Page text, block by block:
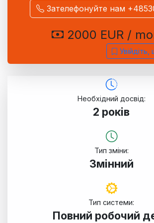
Зателефонуйте нам
2000 EUR /
Необхідний досвід:
2 років
Тип зміни:
Змінний
Тип системи:
Повний робочий